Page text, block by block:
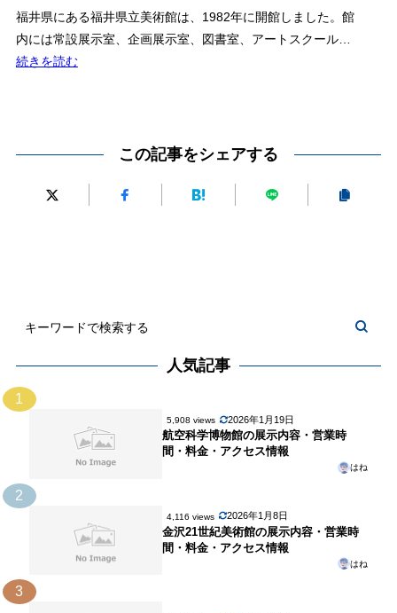
館
美
術
館
ラ
ボ
ふ
福井県にある福井県立美術館は、1982年に開館しました。館
内には常設展示室、企画展示室、図書室、アートスクール…
続きを読む:
この記事をシェアする
人気記事
1
5,908 views 2026年1月19日
航空科学博物館の展示内容・営業時
間・料金・アクセス情報
はね
2
4,116 views 2026年1月8日
金沢21世紀美術館の展示内容・営業時
間・料金・アクセス情報
はね
3